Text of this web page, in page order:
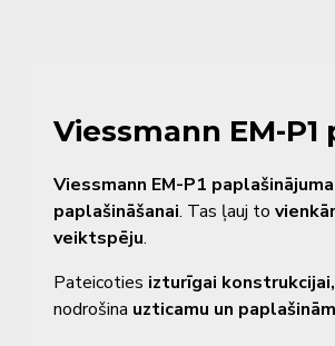
Viessmann EM-
Viessmann EM-P1
paplašināšanai. Tas ļauj to
veiktspēju.
Pateicoties izturīgai
nodrošina uzticamu un